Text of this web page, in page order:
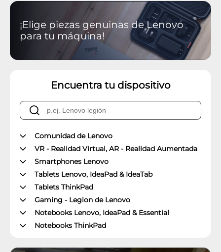
¡Elige piezas genuinas de Lenovo
para tu máquina!
Encuentra tu dispositivo
Comunidad de Lenovo
VR - Realidad Virtual, AR - Realidad Aumentada
Smartphones Lenovo
Tablets Lenovo, IdeaPad & IdeaTab
Tablets ThinkPad
Gaming - Legion de Lenovo
Notebooks Lenovo, IdeaPad & Essential
Notebooks ThinkPad
in-Ones